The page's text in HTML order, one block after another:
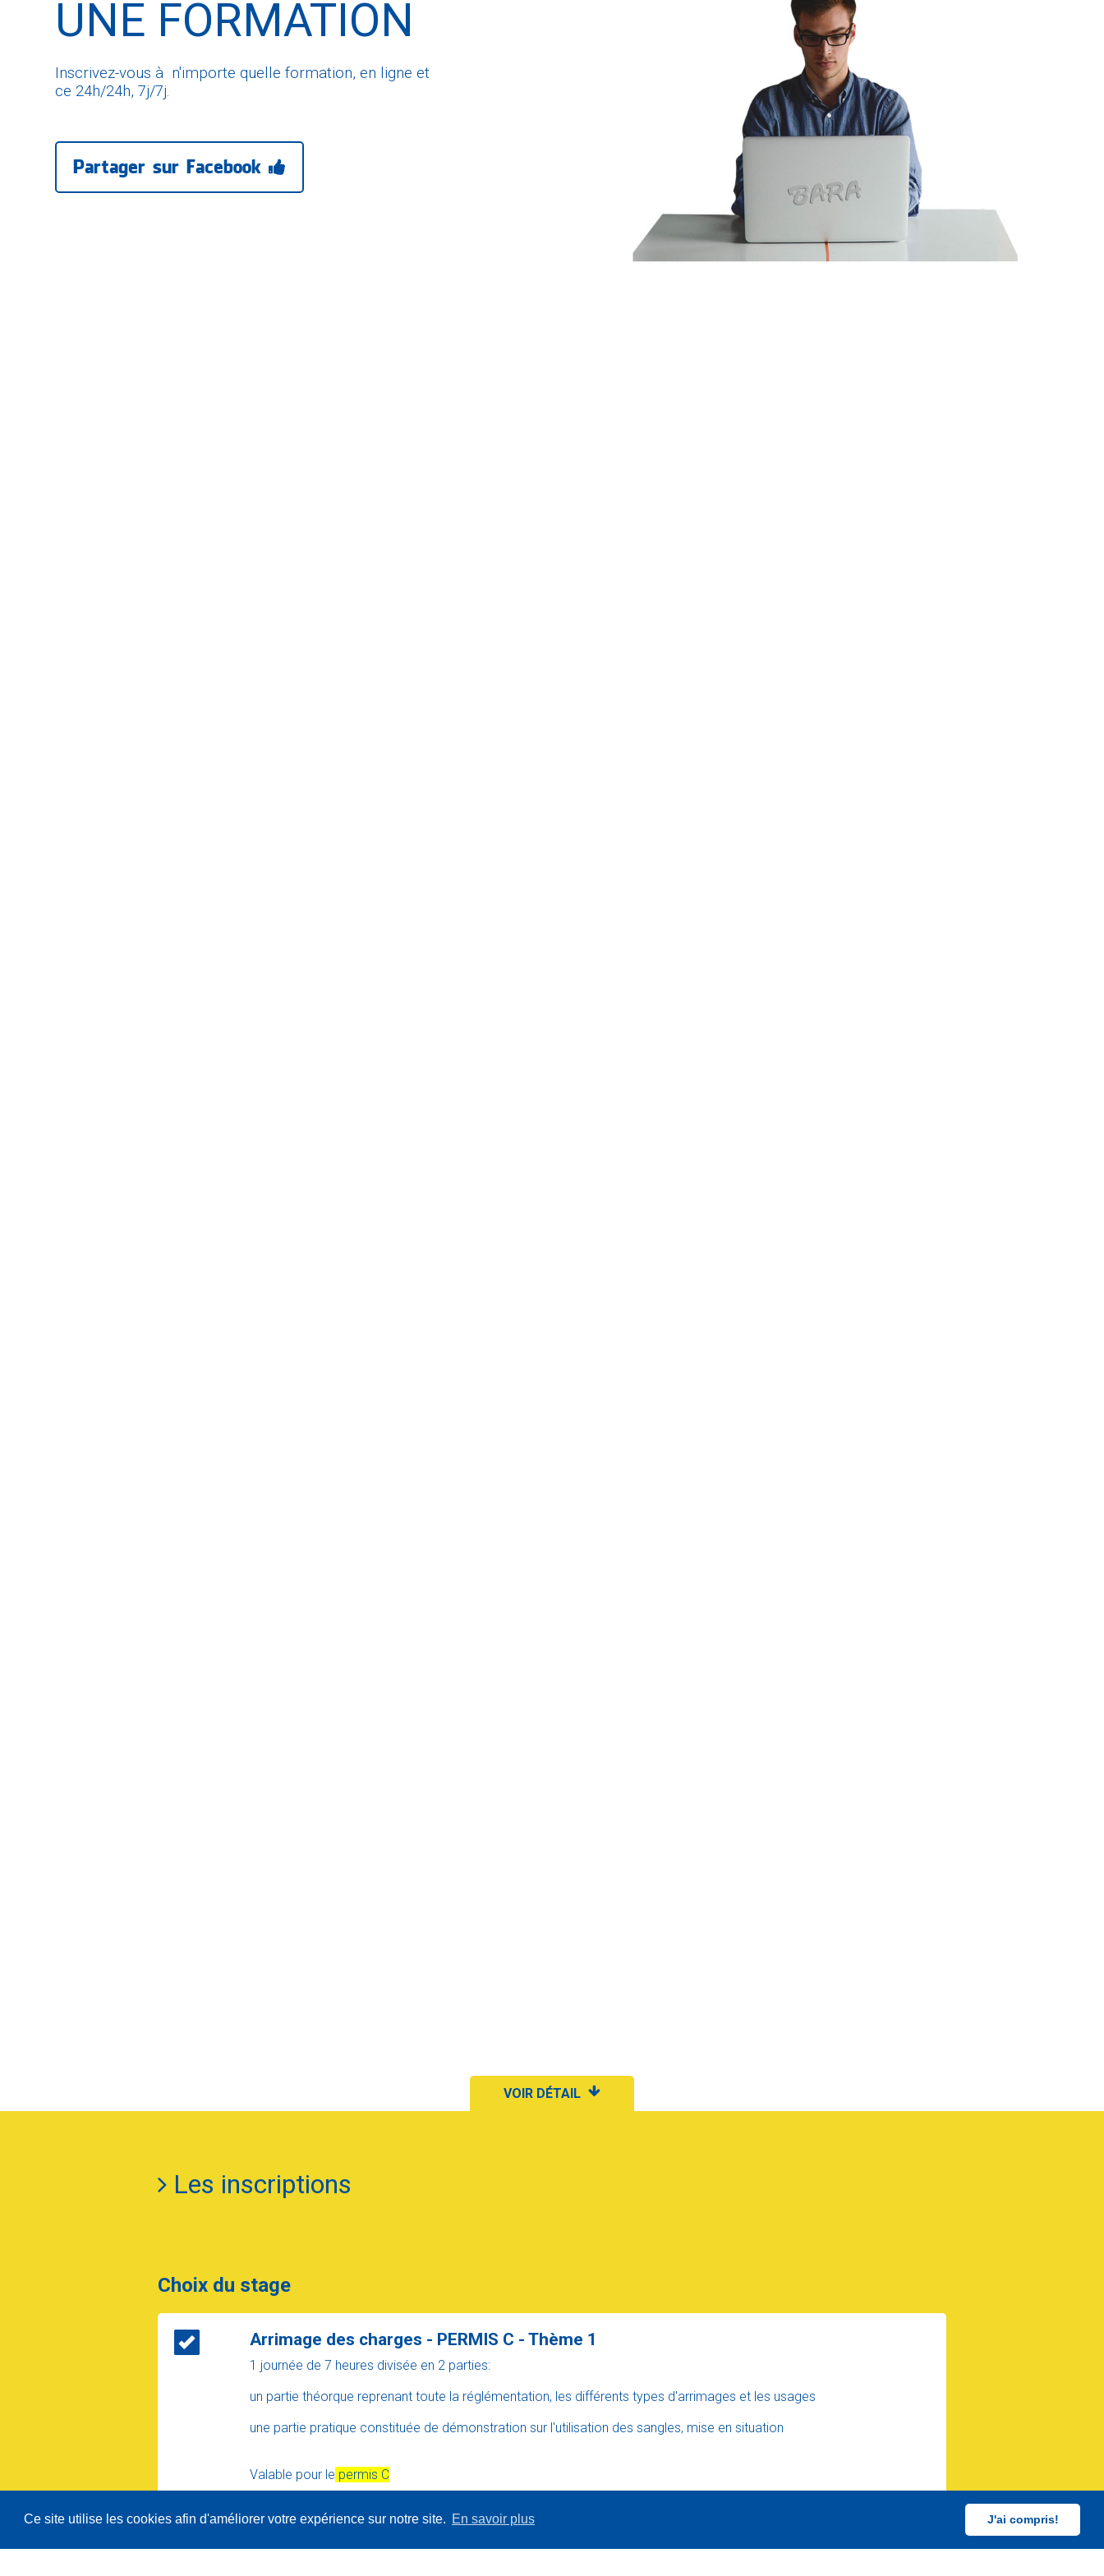
Ce site utilise les cookies afin d'améliorer votre expérience sur notre site. En savoir plus J'ai compris!
UNE FORMATION
Inscrivez-vous à n'importe quelle formation, en ligne et
ce 24h/24h, 7j/7j.
Partager sur Facebook
VOIR DÉTAIL
Les inscriptions
Choix du stage
Arrimage des charges - PERMIS C - Thème 1
1 journée de 7 heures divisée en 2 parties:
un partie théorque reprenant toute la réglémentation, les différents types d'arrimages et les usages
une partie pratique constituée de démonstration sur l'utilisation des sangles, mise en situation
Valable pour le permis C
Attention, votre sélection médicale doit être en cours de validité